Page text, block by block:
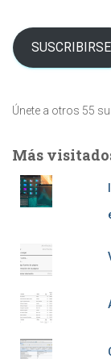
electrónico
SUSCRIBIRSE
Únete a otros 55
Más